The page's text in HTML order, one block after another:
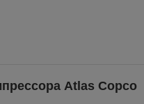
Atlas Copco